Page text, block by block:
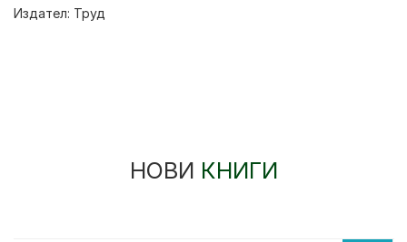
Издател: Труд
НОВИ КНИГИ